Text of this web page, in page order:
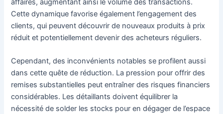
affaires, augmentant ainsi le volume des transactions.
Cette dynamique favorise également l’engagement des
clients, qui peuvent découvrir de nouveaux produits à prix
réduit et potentiellement devenir des acheteurs réguliers.
Cependant, des inconvénients notables se profilent aussi
dans cette quête de réduction. La pression pour offrir des
remises substantielles peut entraîner des risques financiers
considérables. Les détaillants doivent équilibrer la
nécessité de solder les stocks pour en dégager de l’espace